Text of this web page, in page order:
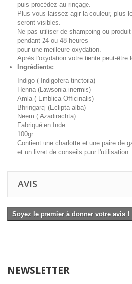
puis procédez au rinçage.
Plus vous laissez agir la couleur, plus
seront visibles.
Ne pas utiliser de shampoing ou
pendant 24 ou 48 heures
pour une meilleure oxydation.
Après l'oxydation votre tiente peut-être
Ingrédients:
Indigo ( Indigofera tinctoria)
Henna (Lawsonia inermis)
Amla ( Emblica Officinalis)
Bhringaraj (Eclipta alba)
Neem ( Azadirachta)
Fabriqué en Inde
100gr
Contient une charlotte et une paire de
et un livret de conseils puur l'utilisation
AVIS
Soyez le premier à donner votre avis !
NEWSLETTER